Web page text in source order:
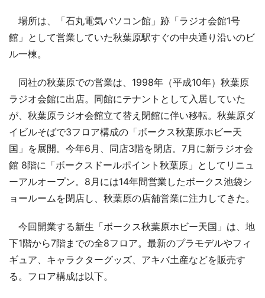
場所は、「石丸電気パソコン館」跡「ラジオ会館1号
館」として営業していた秋葉原駅すぐの中央通り沿いのビ
ル一棟。
同社の秋葉原での営業は、1998年（平成10年）秋葉原
ラジオ会館に出店。同館にテナントとして入居していた
が、秋葉原ラジオ会館立て替え閉館に伴い移転。秋葉原ダ
イビルそばで3フロア構成の「ボークス秋葉原ホビー天
国」を展開。今年6月、同店3階を閉店。7月に新ラジオ会
館 8階に「ボークスドールポイント秋葉原」としてリニュ
ーアルオープン。8月には14年間営業したボークス池袋シ
ョールームを閉店し、秋葉原の店舗営業に注力してきた。
今回開業する新生「ボークス秋葉原ホビー天国」は、地
下1階から7階までの全8フロア。最新のプラモデルやフィ
ギュア、キャラクターグッズ、アキバ土産などを販売す
る。フロア構成は以下。